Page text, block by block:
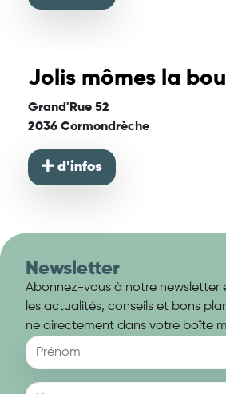
Jolis mômes la
Grand'Rue 52
2036 Cormondrèche
d'infos
Newsletter
Abonnez-vous à notre newsletter
les actualités, conseils et bons
ne directement dans votre boîte